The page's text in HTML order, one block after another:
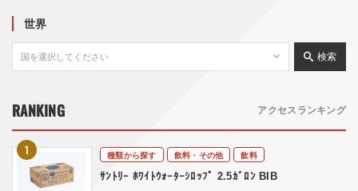
世界
検索
RANKING アクセスランキング
種類から探す 飲料・その他
飲料
ｻﾝﾄﾘｰ ﾎﾜｲﾄｳｫｰﾀｰｼﾛｯﾌﾟ 2.5ｶﾞﾛﾝ BIB